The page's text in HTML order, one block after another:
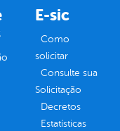
E-sic
Como
solicitar
Consulte sua
Solicitação
Decretos
Estatísticas